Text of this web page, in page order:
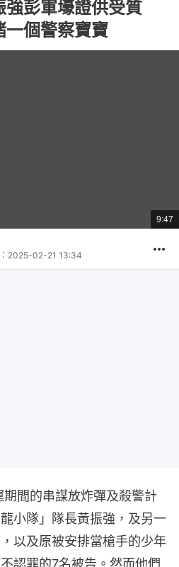
彭軍壕證供受質
個警察寶寶
總
共
9:47
2025-02-21 13:34
間的串謀放炸彈及殺警計
小隊」隊長黃振強，及另一
以及原被安排當槍手的少年
認罪的7名被告。然而他們